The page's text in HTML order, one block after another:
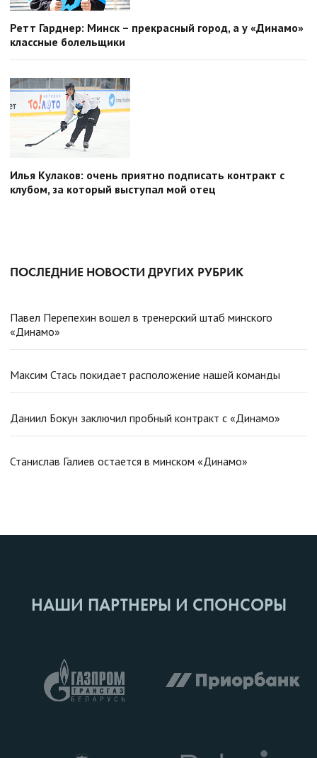
Ретт Гарднер: Минск – прекрасный город, а у «Динамо»
классные болельщики
Илья Кулаков: очень приятно подписать контракт с
клубом, за который выступал мой отец
ПОСЛЕДНИЕ НОВОСТИ ДРУГИХ РУБРИК
Павел Перепехин вошел в тренерский штаб минского
«Динамо»
Максим Стась покидает расположение нашей команды
Даниил Бокун заключил пробный контракт с «Динамо»
Станислав Галиев остается в минском «Динамо»
НАШИ ПАРТНЕРЫ И СПОНСОРЫ